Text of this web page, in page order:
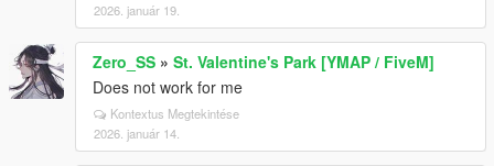
2026. január 19.
Zero_SS » St. Valentine's Park [YMAP / FiveM]
Does not work for me
Kontextus Megtekintése
2026. január 14.